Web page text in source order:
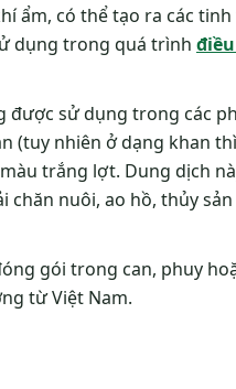
ẩm, có thể tạo ra các
dụng trong quá trình
được sử dụng trong các
(tuy nhiên ở dạng khan
trắng lợt. Dung dịch
nuôi, ao hồ, thủy
gói trong can, phuy
từ Việt Nam.